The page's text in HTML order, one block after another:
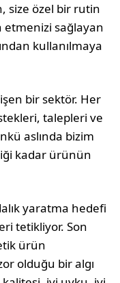
size özel bir rutin
etmenizi sağlayan
kullanılmaya
bir sektör. Her
talepleri ve
aslında bizim
kadar ürünün
yaratma hedefi
tetikliyor. Son
ürün
olduğu bir algı